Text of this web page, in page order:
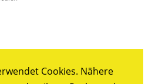
Cookies. Nähere